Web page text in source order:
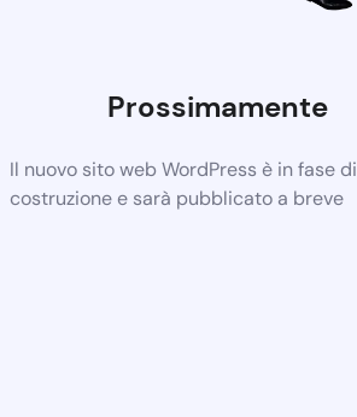
Prossimamente
Il nuovo sito web WordPress è in fase di
costruzione e sarà pubblicato a breve